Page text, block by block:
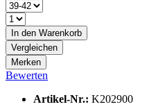
In den Warenkorb
Vergleichen
Merken
Bewerten
Artikel-Nr.: K202900